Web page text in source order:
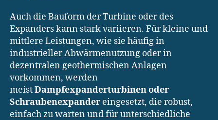
Auch die Bauform der Turbine oder des
Expanders kann stark variieren. Für kleine und
mittlere Leistungen, wie sie häufig in
industrieller Abwärmenutzung oder in
dezentralen geothermischen Anlagen
vorkommen, werden
meistDampfexpanderturbinen oder
Schraubenexpander eingesetzt, die robust,
einfach zu warten und für unterschiedliche